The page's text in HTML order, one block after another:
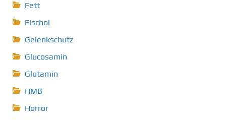
Fett
Fischol
Gelenkschutz
Glucosamin
Glutamin
HMB
Horror